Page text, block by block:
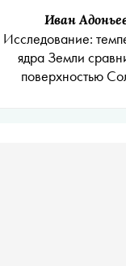
Иван
Исследование:
ядра Земли
поверхностью